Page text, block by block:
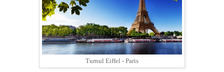
Turnul Eiffel - Paris